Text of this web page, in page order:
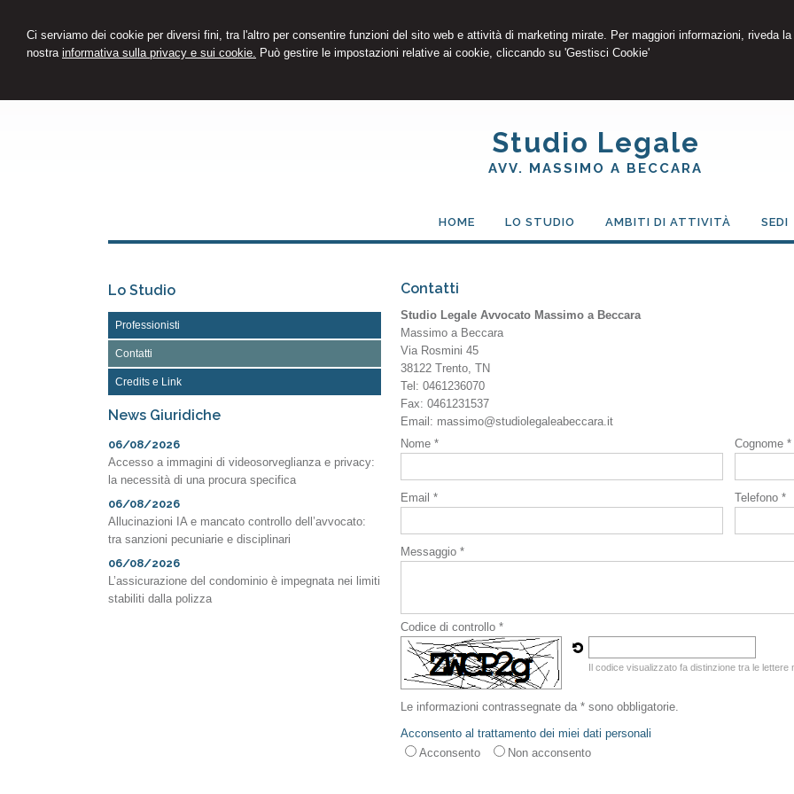
Ci serviamo dei cookie per diversi fini, tra l'altro per consentire funzioni del sito web e attività di marketing mirate. Per maggiori informazioni, riveda la
nostra informativa sulla privacy e sui cookie. Può gestire le impostazioni relative ai cookie, cliccando su 'Gestisci Cookie'
Studio Legale
AVV. MASSIMO A BECCARA
HOME LO STUDIO AMBITI DI ATTIVITÀ SEDI
Contatti
Studio Legale Avvocato Massimo a Beccara
Massimo a Beccara
Via Rosmini 45
38122 Trento, TN
Tel: 0461236070
Fax: 0461231537
Email: massimo@studiolegaleabeccara.it
Nome *
Cognome *
Email * Telefono *
Messaggio *
Codice di controllo *
Il codice visualizzato fa distinzione tra le lettere
Le informazioni contrassegnate da * sono obbligatorie.
Acconsento al trattamento dei miei dati personali
Acconsento
Non acconsento
Lo Studio
Professionisti
Contatti
Credits e Link
News Giuridiche
06/08/2026
Accesso a immagini di videosorveglianza e privacy:
la necessità di una procura specifica
06/08/2026
Allucinazioni IA e mancato controllo dell’avvocato:
tra sanzioni pecuniarie e disciplinari
06/08/2026
L’assicurazione del condominio è impegnata nei limiti
stabiliti dalla polizza